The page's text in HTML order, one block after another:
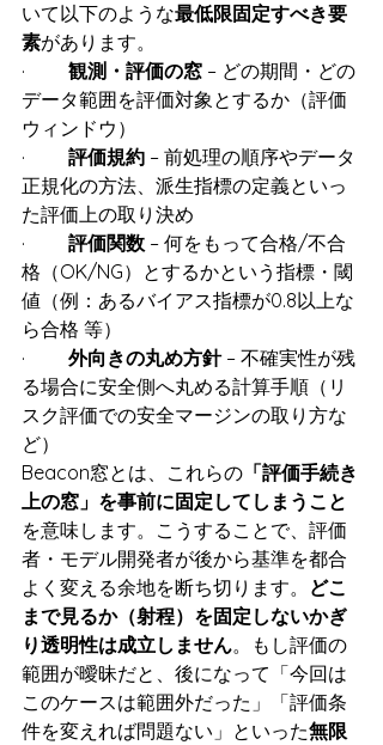
いて以下のような最低限固定すべき要
素があります。
· 観測・評価の窓 – どの期間・どの
データ範囲を評価対象とするか（評価
ウィンドウ）
· 評価規約 – 前処理の順序やデータ
正規化の方法、派生指標の定義といっ
た評価上の取り決め
· 評価関数 – 何をもって合格/不合
格（OK/NG）とするかという指標・閾
値（例：あるバイアス指標が0.8以上な
ら合格 等）
· 外向きの丸め方針 – 不確実性が残
る場合に安全側へ丸める計算手順（リ
スク評価での安全マージンの取り方な
ど）
Beacon窓とは、これらの 「評価手続き
上の窓」を事前に固定してしまうこと
を意味します。こうすることで、評価
者・モデル開発者が後から基準を都合
よく変える余地を断ち切ります。 どこ
まで見るか（射程）を固定しないかぎ
り透明性は成立しません。もし評価の
範囲が曖昧だと、後になって「今回は
このケースは範囲外だった」「評価条
件を変えれば問題ない」といった無限